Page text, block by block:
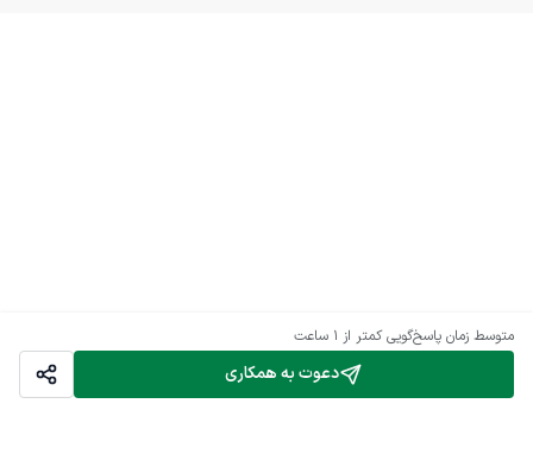
دعوت به همکاری
متوسط زمان پاسخ‌گویی کمتر از 1 ساعت